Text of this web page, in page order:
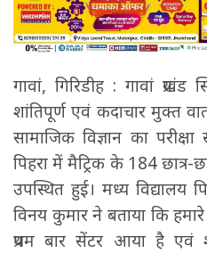
गावां, गिरिडीह : गावां प्रखंड
शांतिपूर्ण एवं कदाचार मुक्त
सामाजिक विज्ञान का
पिहरा में मैट्रिक के 184 छात्र-
उपस्थित हुई। मध्य विद्यालय
विनय कुमार ने बताया कि हमारे
प्रथम बार सेंटर आया है एवं